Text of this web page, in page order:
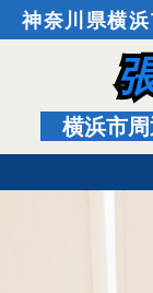
神奈川県横
横浜市